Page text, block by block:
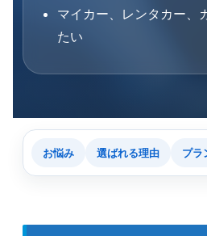
マイカー、レンタカー、
たい
お悩み 選ばれる理由 プラ